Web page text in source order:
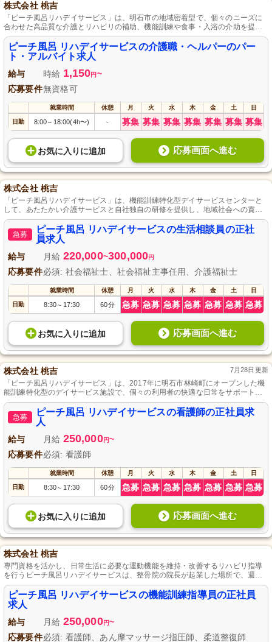
株式会社 桃吉
「ピーチ風呂リハデイサービス」は、明石市の地域密着型で、個々のニーズに
合わせた高品質な介護とリハビリの補助、機能訓練や食事・入浴の介助を提供
し、資格取得予定者やブランク復帰者も歓迎する施設です。
ピーチ風呂 リハデイサービスの介護職・ヘルパーのパー
ト・アルバイト求人
給与 時給 1,150円 ~
応募要件無資格可
就業時間 休憩 月 火 水 木 金 土 日
日勤 8:00～ 18:00(4h〜) - 募集 募集 募集 募集 募集 募集 募集
お気に入り に追加 応募画面へ進む
株式会社 桃吉
「ピーチ風呂リハデイサービス」は、機能訓練特化型デイサービスセンターと
して、あたたかい介護サービスと自社独自の研修を提供し、地域社会への貢献
を目指しています。
急募
ピーチ風呂 リハデイサービスの生活相談員の正社
員求人
給与 月給 220,000~300,000円
応募要件必須: 社会福祉士、社会福祉主事任用、介護福祉士
就業時間 休憩 月 火 水 木 金 土 日
日勤 8:30～ 17:30 60分 急募 急募 急募 急募 急募 急募 急募
お気に入り に追加 応募画面へ進む
株式会社 桃吉 7月28日更新
「ピーチ風呂リハデイサービス」は、2017年に明石市林崎町にオープンした機
能訓練特化型のデイサービス施設で、個々の利用者の快適な日常をサポートし
つつ地域貢献を目指し、多世代のスタッフが協力し合いながら働いています。
急募
ピーチ風呂 リハデイサービスの看護師の正社員求
人
給与 月給 250,000円~
応募要件必須: 看護師
就業時間 休憩 月 火 水 木 金 土 日
日勤 8:30～ 17:30 60分 急募 急募 急募 急募 急募 急募 急募
お気に入り に追加 応募画面へ進む
株式会社 桃吉
専門資格を活かし、日常生活に必要な運動機能を維持・改善するリハビリ指導
を行うピーチ風呂リハデイサービスは、整骨院の院長が起業した場所で、週休
二日制を採用し、働きやすさと使命感を兼ね備えた職場です。
ピーチ風呂 リハデイサービスの機能訓練指導員の正社員
求人
給与 月給 250,000円~
応募要件必須: 看護師、あん摩マッサージ指圧師、柔道整復師